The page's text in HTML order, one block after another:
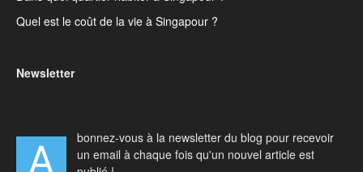
Quel est le coût de la vie à Singapour ?
Newsletter
A
bonnez-vous à la newsletter du blog pour recevoir
un email à chaque fois qu'un nouvel article est